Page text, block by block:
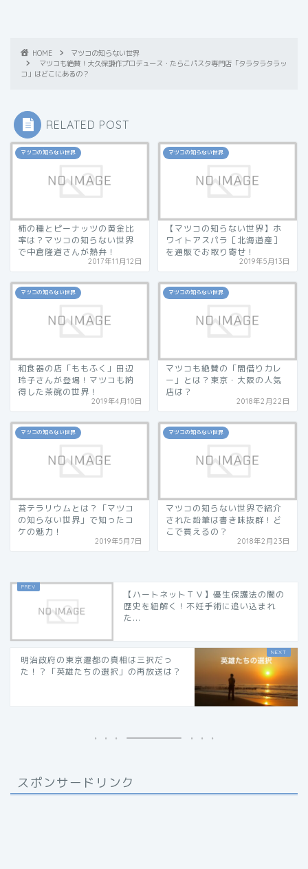
HOME
マツコの知らない世界
マツコも絶賛！大久保謙作プロデュース・たらこパスタ専門店「タラタラタラッ
コ」はどこにあるの？
RELATED POST
マツコの知らない世界
柿の種とピーナッツの黄金比
率は？マツコの知らない世界
で中倉隆道さんが熱弁！
2017年11月12日
マツコの知らない世界
【マツコの知らない世界】ホ
ワイトアスパラ［北海道産］
を通販でお取り寄せ！
2019年5月13日
マツコの知らない世界
和食器の店「ももふく」田辺
玲子さんが登場！マツコも納
得した茶碗の世界！
2019年4月10日
マツコの知らない世界
マツコも絶賛の「間借りカレ
ー」とは？東京・大阪の人気
店は？
2018年2月22日
マツコの知らない世界
苔テラリウムとは？「マツコ
の知らない世界」で知ったコ
ケの魅力！
2019年5月7日
マツコの知らない世界
マツコの知らない世界で紹介
された鉛筆は書き味抜群！ど
こで買えるの？
2018年2月23日
【ハートネットＴＶ】優生保護法の闇の
歴史を紐解く！不妊手術に追い込まれ
た...
明治政府の東京遷都の真相は三択だっ
た！？「英雄たちの選択」の再放送は？
スポンサードリンク